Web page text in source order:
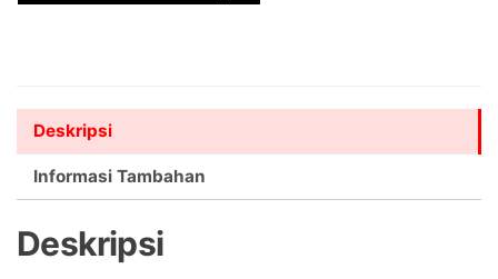
Deskripsi
Informasi Tambahan
Deskripsi